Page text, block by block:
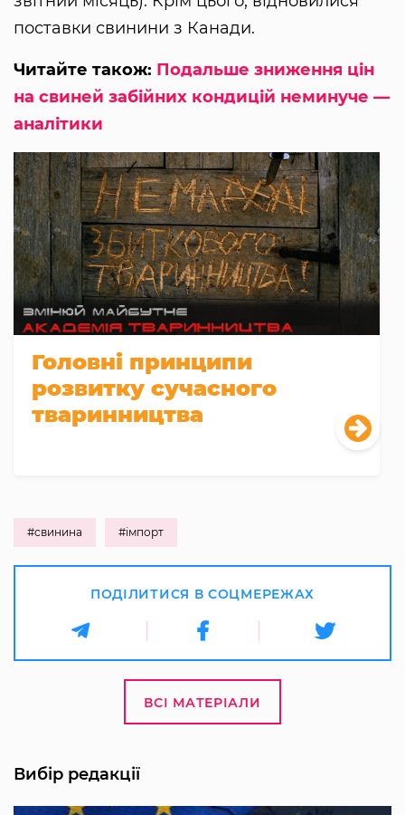
поставки свинини з Канади.
Читайте також: Подальше зниження цін
на свиней забійних кондицій неминуче —
аналітики
Головні принципи
розвитку сучасного
тваринництва
#свинина #імпорт
ПОДІЛИТИСЯ В СОЦМЕРЕЖАХ
ВСІ МАТЕРІАЛИ
Вибір редакції